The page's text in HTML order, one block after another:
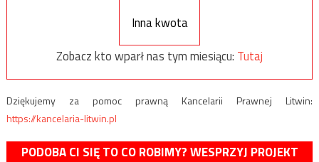
Inna kwota
Zobacz kto wparł nas tym miesiącu: Tutaj
Dziękujemy za pomoc prawną Kancelarii Prawnej Litwin:
https://kancelaria-litwin.pl
PODOBA CI SIĘ TO CO ROBIMY? WESPRZYJ PROJEKT